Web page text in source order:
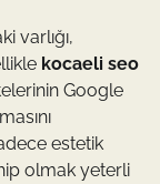
varlığı,
kocaeli seo
Google
estetik
olmak yeterli